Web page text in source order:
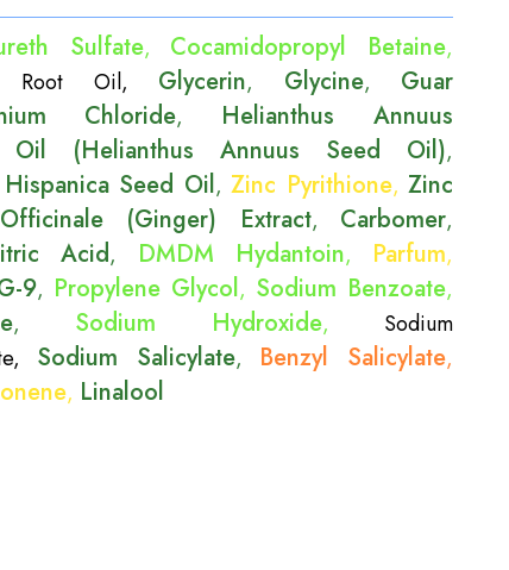
Sulfate, Cocamidopropyl Betaine,
Root Oil, Glycerin, Glycine, Guar
Chloride, Helianthus Annuus
Oil (Helianthus Annuus Seed Oil),
Seed Oil, Zinc Pyrithione, Zinc
(Ginger) Extract, Carbomer,
Acid, DMDM Hydantoin, Parfum,
9, Propylene Glycol, Sodium Benzoate,
, Sodium Hydroxide, Sodium
, Sodium Salicylate, Benzyl Salicylate,
, Linalool